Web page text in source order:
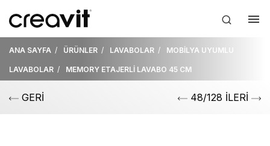
ANA SAYFA ÜRÜNLER LAVABOLAR MOBİLYA UYUMLU
LAVABOLAR MEMORY ETAJERLİ LAVABO 45 CM
GERİ 48/128 İLERİ